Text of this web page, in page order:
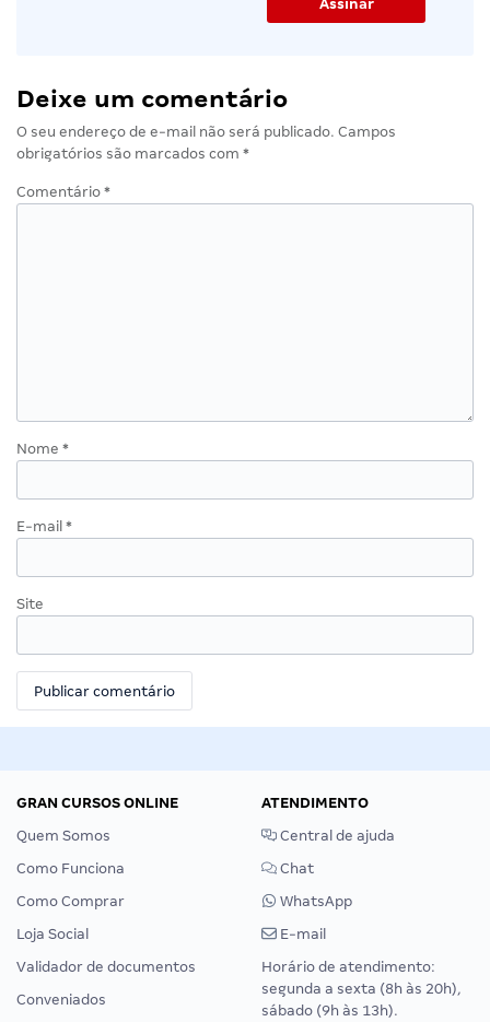
Deixe um comentário
O seu endereço de e-mail não será publicado. Campos
obrigatórios são marcados com *
Comentário *
Nome *
E-mail *
Site
GRAN CURSOS ONLINE
Quem Somos
Como Funciona
Como Comprar
Loja Social
Validador de documentos
Conveniados
ATENDIMENTO
Central de ajuda
Chat
WhatsApp
E-mail
Horário de atendimento:
segunda a sexta (8h às 20h),
sábado (9h às 13h).